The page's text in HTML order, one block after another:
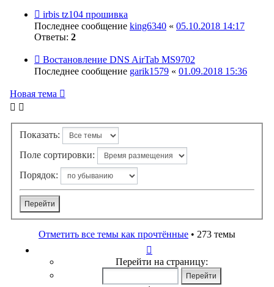
irbis tz104 прошивка
Последнее сообщение king6340 « 05.10.2018 14:17
Ответы: 2
Востановление DNS AirTab MS9702
Последнее сообщение garik1579 « 01.09.2018 15:36
Новая тема
Показать:
Поле сортировки:
Порядок:
Отметить все темы как прочтённые • 273 темы
1
из
Перейти на страницу: